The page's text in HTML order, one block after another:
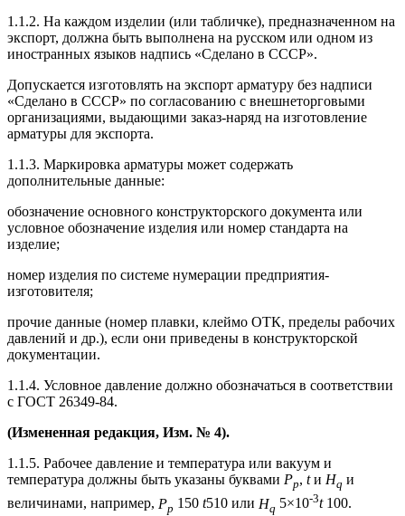
1.1.2. На каждом изделии (или табличке), предназначенном на
экспорт, должна быть выполнена на русском или одном из
иностранных языков надпись «Сделано в СССР».
Допускается изготовлять на экспорт арматуру без надписи
«Сделано в СССР» по согласованию с внешнеторговыми
организациями, выдающими заказ-наряд на изготовление
арматуры для экспорта.
1.1.3. Маркировка арматуры может содержать
дополнительные данные:
обозначение основного конструкторского документа или
условное обозначение изделия или номер стандарта на
изделие;
номер изделия по системе нумерации предприятия-
изготовителя;
прочие данные (номер плавки, клеймо ОТК, пределы рабочих
давлений и др.), если они приведены в конструкторской
документации.
1.1.4. Условное давление должно обозначаться в соответствии
с ГОСТ 26349-84.
(Измененная редакция, Изм. № 4).
1.1.5. Рабочее давление и температура или вакуум и
температура должны быть указаны буквами Рр, tи Нq и
величинами, например, Рр 150 t510 или Нq 5×10-3t100.